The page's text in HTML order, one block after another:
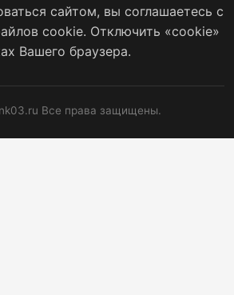
сайтом, вы соглашаетесь с
cookie. Отключить «cookie»
Вашего браузера.
Все права защищены.